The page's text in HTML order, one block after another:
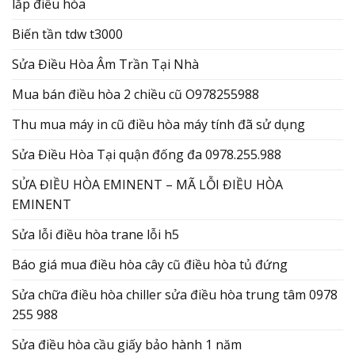
lắp điều hòa
Biến tần tdw t3000
Sửa Điều Hòa Âm Trần Tại Nhà
Mua bán điều hòa 2 chiều cũ O978255988
Thu mua máy in cũ điều hòa máy tính đã sử dụng
Sửa Điều Hòa Tại quận đống đa 0978.255.988
SỬA ĐIỀU HÒA EMINENT – MÃ LỖI ĐIỀU HÒA
EMINENT
Sửa lỗi điều hòa trane lỗi h5
Báo giá mua điều hòa cây cũ điều hòa tủ đứng
Sửa chữa điều hòa chiller sửa điều hòa trung tâm 0978
255 988
Sửa điều hòa cầu giấy bảo hành 1 năm